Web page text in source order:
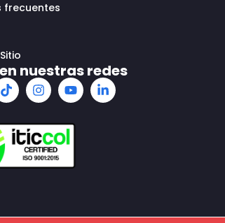
frecuentes
nuestras redes